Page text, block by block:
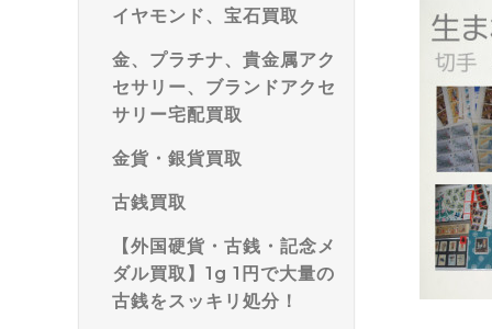
イヤモンド、宝石買取
金、プラチナ、貴金属アク
セサリー、ブランドアクセ
サリー宅配買取
金貨・銀貨買取
古銭買取
【外国硬貨・古銭・記念メ
ダル買取】1g 1円で大量の
古銭をスッキリ処分！